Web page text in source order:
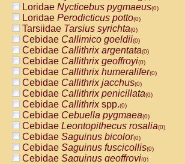
Loridae Nycticebus pygmaeus(0)
Loridae Perodicticus potto(0)
Tarsiidae Tarsius syrichta(0)
Cebidae Callimico goeldii(0)
Cebidae Callithrix argentata(0)
Cebidae Callithrix geoffroyi(0)
Cebidae Callithrix humeralifer(0)
Cebidae Callithrix jacchus(0)
Cebidae Callithrix penicillata(0)
Cebidae Callithrixspp.(0)
Cebidae Cebuella pygmaea(0)
Cebidae Leontopithecus rosalia(0)
Cebidae Saguinus bicolor(0)
Cebidae Saguinus fuscicollis(0)
Cebidae Saguinus geoffroyi(0)